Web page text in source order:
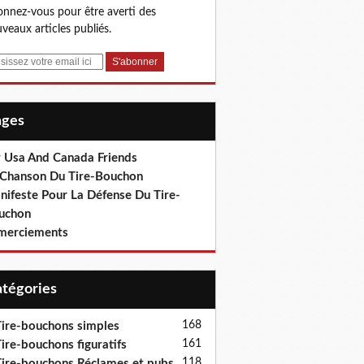
vous pour être averti des
articles publiés.
Usa And Canada Friends
Du Tire-Bouchon
Pour La Défense Du Tire-
bouchons simples 168
bouchons figuratifs 161